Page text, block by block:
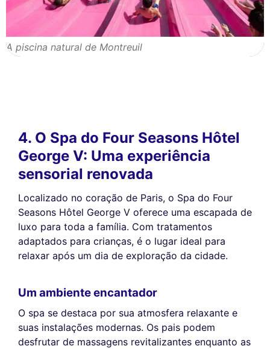
A piscina natural de Montreuil
4. O Spa do Four Seasons Hôtel
George V: Uma experiência
sensorial renovada
Localizado no coração de Paris, o Spa do Four
Seasons Hôtel George V oferece uma escapada de
luxo para toda a família. Com tratamentos
adaptados para crianças, é o lugar ideal para
relaxar após um dia de exploração da cidade.
Um ambiente encantador
O spa se destaca por sua atmosfera relaxante e
suas instalações modernas. Os pais podem
desfrutar de massagens revitalizantes enquanto as